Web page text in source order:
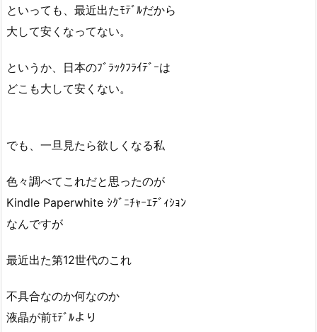
といっても、最近出たﾓﾃﾞﾙだから
大して安くなってない。
というか、日本のﾌﾞﾗｯｸﾌﾗｲﾃﾞｰは
どこも大して安くない。
でも、一旦見たら欲しくなる私
色々調べてこれだと思ったのが
Kindle Paperwhite ｼｸﾞﾆﾁｬｰｴﾃﾞｨｼｮﾝ
なんですが
最近出た第12世代のこれ
不具合なのか何なのか
液晶が前ﾓﾃﾞﾙより